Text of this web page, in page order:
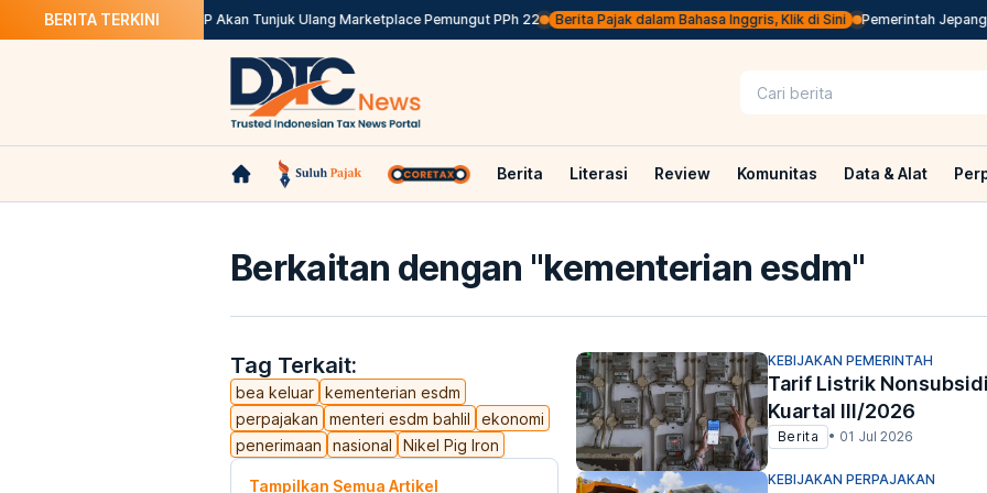
BERITA TERKINI
Kepdirjen Batal, DJP Akan Tunjuk Ulang Marketplace Pemungut PPh 22 Berita Pajak dalam Bahasa Inggris, Klik di Sini Pemerintah Jepang
Berita Literasi Review Komunitas Data & Alat
Berkaitan dengan "kementerian esdm"
Tag Terkait:
bea keluar kementerian esdm
perpajakan
menteri esdm bahlil
ekonomi
penerimaan
nasional Nikel Pig Iron
Tampilkan Semua Artikel
KEBIJAKAN PEMERINTAH
Tarif Listrik
Kuartal III/2026
Berita • 01 Jul 2026
KEBIJAKAN PERPAJAKAN